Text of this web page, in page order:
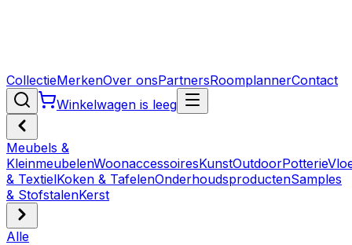
CollectieMerkenOver onsPartnersRoomplannerContact
Winkelwagen is leeg
Meubels &
KleinmeubelenWoonaccessoiresKunstOutdoorPotterie
& TextielKoken & TafelenOnderhoudsproductenSamples
& StofstalenKerst
Alle